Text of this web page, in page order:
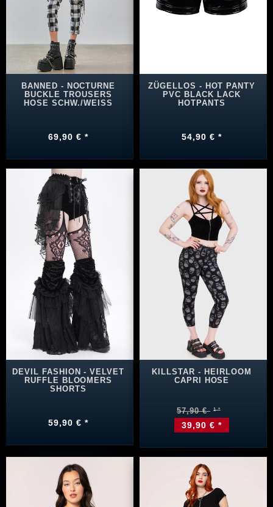
BANNED - NOCTURNE
BUCKLE TROUSERS
HOSE SCHW./WEISS
69,90 € *
ZÜGELLOS - HOT PANTY
PVC BLACK LACK
HOTPANTS
54,90 € *
DEVIL FASHION - VELVET
RUFFLE BLOOMERS
SHORTS
59,90 € *
KILLSTAR - HEIRLOOM
CAPRI HOSE
57,90 €
39,90 € *